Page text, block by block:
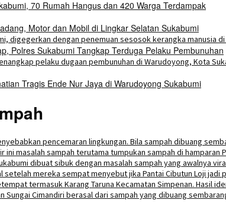
70 Rumah Hangus dan 420 Warga Terdampak
Motor dan Mobil di Lingkar Selatan Sukabumi
Polres Sukabumi Tangkap Terduga Pelaku Pembunuhan
Tragis Ende Nur Jaya di Warudoyong Sukabumi